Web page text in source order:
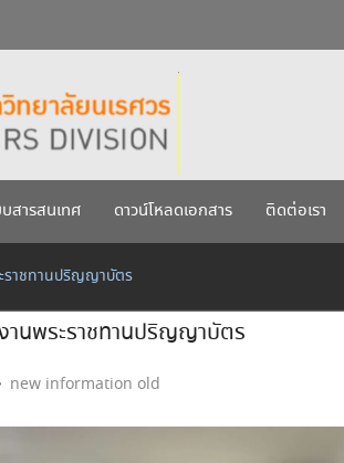
ฎาคม 2569
บสารสนเทศ ดาวน์โหลดเอกสาร ติดต่อเรา
ราชทานปริญญาบัตร
านพระราชทานปริญญาบัตร
new information old